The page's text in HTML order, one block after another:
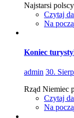
Najstarsi
Czytaj
Na
Koniec
admin 30.
Rząd Niemiec
Czytaj
Na